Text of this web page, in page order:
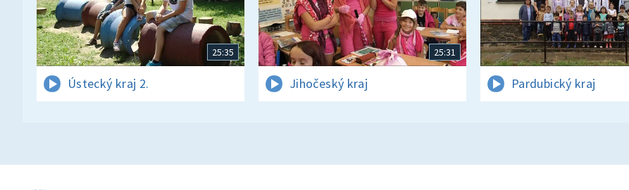
25:35
Ústecký kraj 2.
25:31
Jihočeský kraj Pardubický kraj